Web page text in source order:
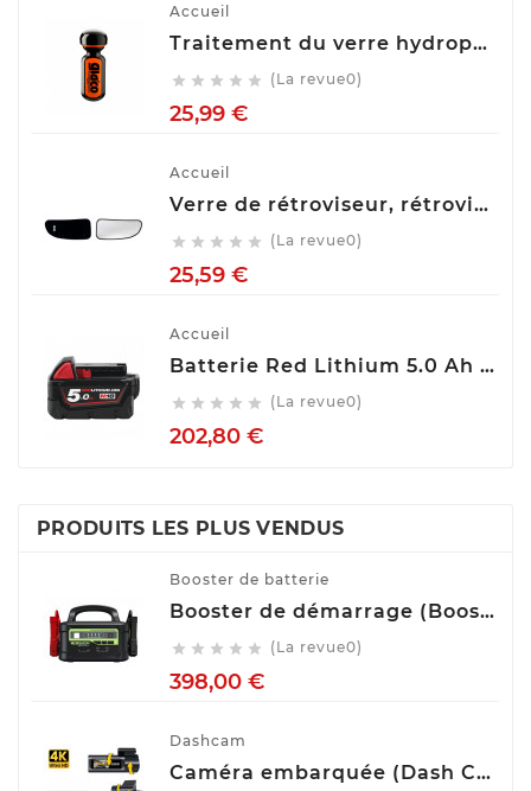
Accueil
Traitement du verre hydrophobe Soft99 Ultra Glaco, 70 ml 10310
     (La revue0)
25,99 €Prix
Accueil
Verre de rétroviseur, rétroviseur extérieur glace SPILU 10592
     (La revue0)
25,59 €Prix
Accueil
Batterie Red Lithium 5.0 Ah M18™ M18 B5 Milwaukee 4932430483
     (La revue0)
202,80 €Prix
PRODUITS LES PLUS VENDUS
Booster de batterie
Booster de démarrage (Booster de batterie) YESPER MONSTER START P1
     (La revue0)
398,00 €Prix
Dashcam
Caméra embarquée (Dash Cam) Avant Arrière GKU D900